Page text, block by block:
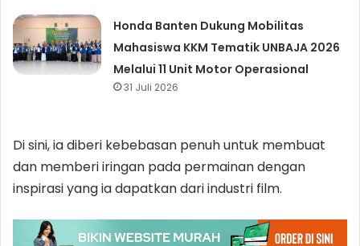
Honda Banten Dukung Mobilitas
Mahasiswa KKM Tematik UNBAJA 2026
Melalui 11 Unit Motor Operasional
31 Juli 2026
Di sini, ia diberi kebebasan penuh untuk membuat
dan memberi iringan pada permainan dengan
inspirasi yang ia dapatkan dari industri film.